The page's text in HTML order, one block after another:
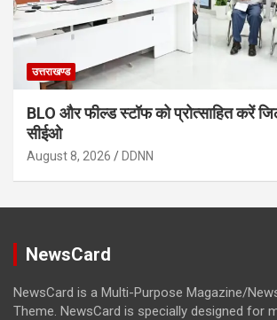
उत्तराखण्ड
BLO और फील्ड स्टॉफ को प्रोत्साहित करें
सीईओ
August 8, 2026 DDNN
NewsCard
NewsCard is a Multi-Purpose Magazine/
Theme. NewsCard is specially designed for